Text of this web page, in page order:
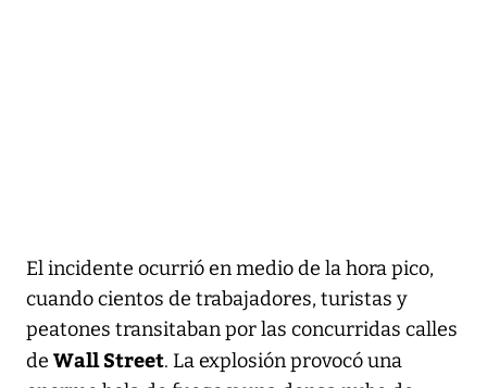
El incidente ocurrió en medio de la hora pico,
cuando cientos de trabajadores, turistas y
peatones transitaban por las concurridas calles
de Wall Street. La explosión provocó una